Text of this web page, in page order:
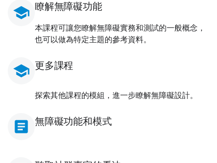
school 瞭解無障礙功能
本課程可讓您瞭解無障礙實務和測試的一般概念，
也可以做為特定主題的參考資料。
school 更多課程
探索其他課程的模組，進一步瞭解無障礙設計。
article 無障礙功能和模式